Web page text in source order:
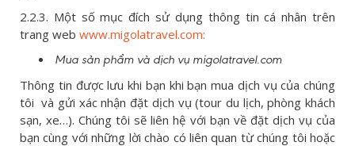
2.2.3. Một số mục đích sử dụng thông tin cá nhân trên
trang web www.migolatravel.com:
Mua sản phẩm và dịch vụ migolatravel.com
Thông tin được lưu khi bạn khi bạn mua dịch vụ của chúng
tôi và gửi xác nhận đặt dịch vụ (tour du lịch, phòng khách
sạn, xe…). Chúng tôi sẽ liên hệ với bạn về đặt dịch vụ của
bạn cùng với những lời chào có liên quan từ chúng tôi hoặc